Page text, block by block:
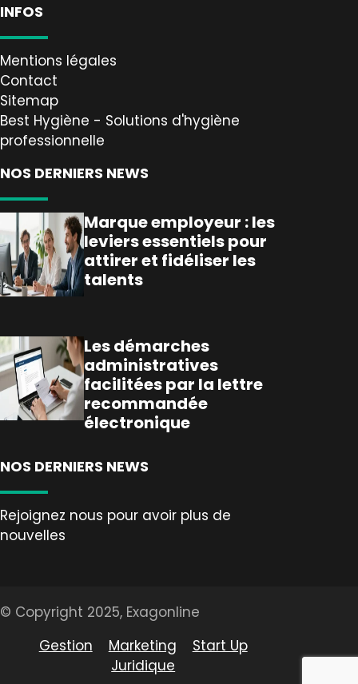
INFOS
Mentions légales
Contact
Sitemap
Best Hygiène - Solutions d'hygiène
professionnelle
NOS DERNIERS NEWS
Marque employeur : les
leviers essentiels pour
attirer et fidéliser les
talents
Les démarches
administratives
facilitées par la lettre
recommandée
électronique
NOS DERNIERS NEWS
Rejoignez nous pour avoir plus de
nouvelles
© Copyright 2025, Exagonline
Gestion
Marketing
Start Up
Juridique